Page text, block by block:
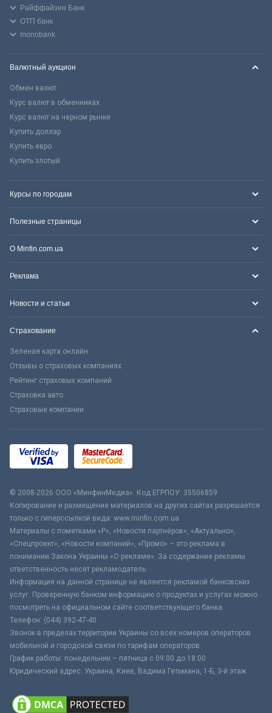
Райффайзен Банк
ОТП банк
monobank
Валютный аукцион
Обмен валют
Курс валют в обменниках
Курс валют на черном рынке
Купить доллар
Купить евро
Купить злотый
Курсы по городам
Полезные страницы
О Minfin.com.ua
Реклама
Новости и статьи
Страхование
Зеленая карта онлайн
Отзывы о страховых компаниях
Рейтинг страховых компаний
Страховка авто
Страховые компании
© 2008-2026 ООО «МинфинМедиа». Код ЕГРПОУ: 35506859
Копирование и размещение материалов на других сайтах разрешается
только с гиперссылкой вида: www.minfin.com.ua
Материалы с пометками «Р», «Новости партнёров», «Актуально»,
«Спецпроект», «Новости компаний», «Промо» – это реклама в
понимании Закона Украины «О рекламе». За содержание рекламы
ответственность несёт рекламодатель.
Информация на данной странице не является рекламой банковских
услуг. Проверенную банком информацию о продуктах и услугах можно
посмотреть на официальном сайте соответствующего банка.
Телефон: (044) 392-47-40
Звонок в пределах территории Украины со всех номеров операторов
мобильной и городской связи по тарифам операторов
График работы: понедельник – пятница с 09:00 до 18:00
Юридический адрес: Украина, Киев, Вадима Гетьмана, 1-Б, 3-й этаж